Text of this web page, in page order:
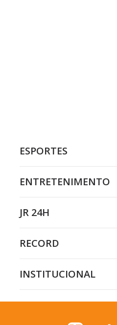
ESPORTES
ENTRETENIMENTO
JR 24H
RECORD
INSTITUCIONAL